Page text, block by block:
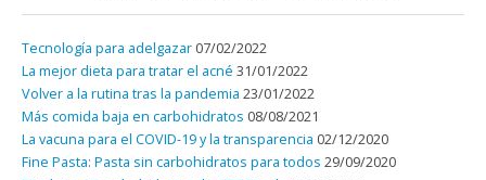
Tecnología para adelgazar 07/02/2022
La mejor dieta para tratar el acné 31/01/2022
Volver a la rutina tras la pandemia 23/01/2022
Más comida baja en carbohidratos 08/08/2021
La vacuna para el COVID-19 y la transparencia 02/12/2020
Fine Pasta: Pasta sin carbohidratos para todos 29/09/2020